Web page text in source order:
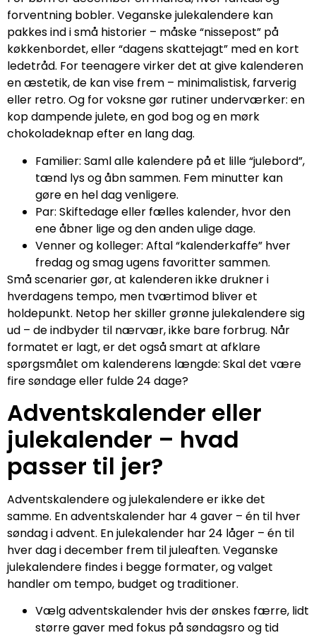
forventning bobler. Veganske julekalendere kan
pakkes ind i små historier – måske “nissepost” på
køkkenbordet, eller “dagens skattejagt” med en kort
ledetråd. For teenagere virker det at give kalenderen
en æstetik, de kan vise frem – minimalistisk, farverig
eller retro. Og for voksne gør rutiner underværker: en
kop dampende julete, en god bog og en mørk
chokoladeknap efter en lang dag.
Familier: Saml alle kalendere på et lille “julebord”,
tænd lys og åbn sammen. Fem minutter kan
gøre en hel dag venligere.
Par: Skiftedage eller fælles kalender, hvor den
ene åbner lige og den anden ulige dage.
Venner og kolleger: Aftal “kalenderkaffe” hver
fredag og smag ugens favoritter sammen.
Små scenarier gør, at kalenderen ikke drukner i
hverdagens tempo, men tværtimod bliver et
holdepunkt. Netop her skiller grønne julekalendere sig
ud – de indbyder til nærvær, ikke bare forbrug. Når
formatet er lagt, er det også smart at afklare
spørgsmålet om kalenderens længde: Skal det være
fire søndage eller fulde 24 dage?
Adventskalender eller
julekalender – hvad
passer til jer?
Adventskalendere og julekalendere er ikke det
samme. En adventskalender har 4 gaver – én til hver
søndag i advent. En julekalender har 24 låger – én til
hver dag i december frem til juleaften. Veganske
julekalendere findes i begge formater, og valget
handler om tempo, budget og traditioner.
Vælg adventskalender hvis der ønskes færre, lidt
større gaver med fokus på søndagsro og tid